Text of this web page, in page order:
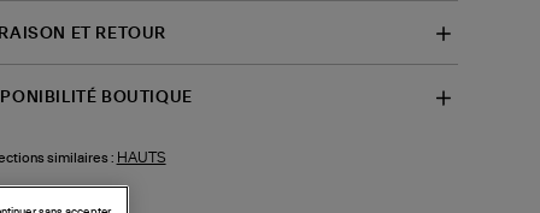
ET RETOUR
BOUTIQUE
similaires : HAUTS